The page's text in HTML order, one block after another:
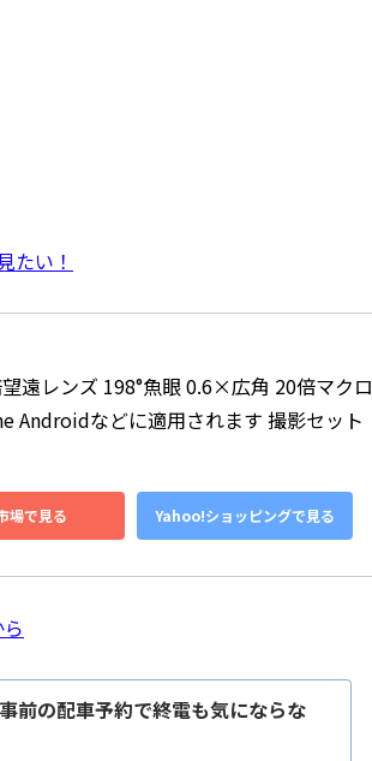
たい！
遠レンズ 198°魚眼 0.6×広角 20倍マクロ
Androidなどに適用されます 撮影セット
場で見る Yahoo!ショッピングで見る
前の配車予約で終電も気にならな